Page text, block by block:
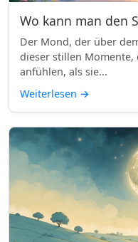
Wo kann man den
Der Mond, der über
dieser stillen
anfühlen, als sie...
Weiterlesen →